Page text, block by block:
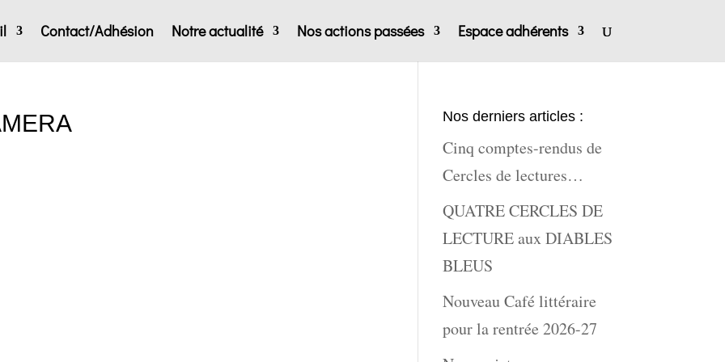
Contact/Adhésion Notre actualité Nos actions passées Espace adhérents
Nos derniers articles :
Cinq comptes-rendus de
Cercles de lectures…
QUATRE CERCLES DE
LECTURE aux DIABLES
BLEUS
Nouveau Café littéraire
pour la rentrée 2026-27